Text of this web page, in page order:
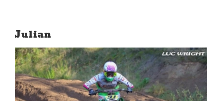
Julian